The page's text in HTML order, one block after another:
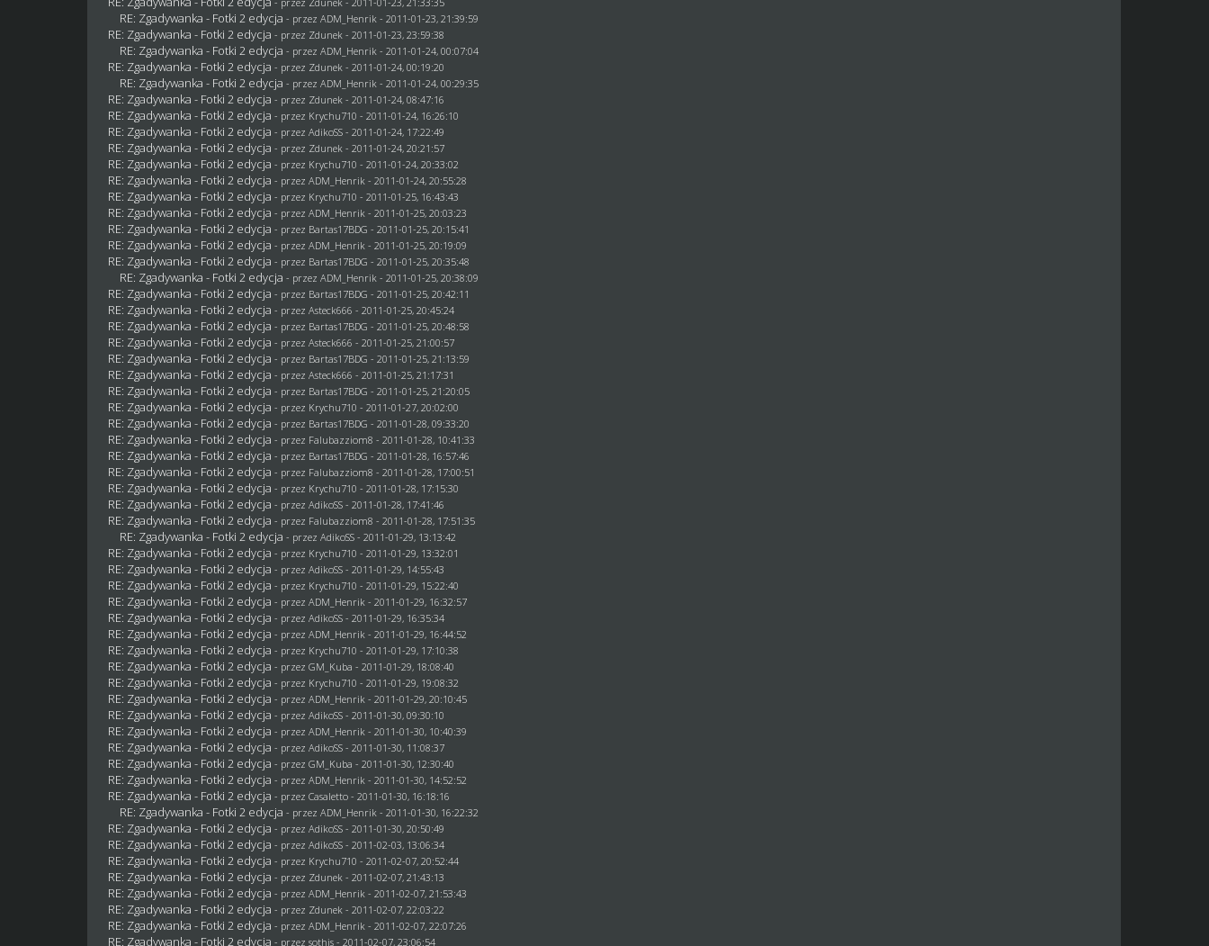
RE: Zgadywanka - Fotki 2 edycja - przezADM_Henrik - 2011-01-23, 21:39:59
RE: Zgadywanka - Fotki 2 edycja - przez Zdunek - 2011-01-23, 23:59:38
RE: Zgadywanka - Fotki 2 edycja - przezADM_Henrik - 2011-01-24, 00:07:04
RE: Zgadywanka - Fotki 2 edycja - przez Zdunek - 2011-01-24, 00:19:20
RE: Zgadywanka - Fotki 2 edycja - przezADM_Henrik - 2011-01-24, 00:29:35
RE: Zgadywanka - Fotki 2 edycja - przez Zdunek - 2011-01-24, 08:47:16
RE: Zgadywanka - Fotki 2 edycja - przez Krychu710 - 2011-01-24, 16:26:10
RE: Zgadywanka - Fotki 2 edycja - przez AdikoSS - 2011-01-24, 17:22:49
RE: Zgadywanka - Fotki 2 edycja - przez Zdunek - 2011-01-24, 20:21:57
RE: Zgadywanka - Fotki 2 edycja - przez Krychu710 - 2011-01-24, 20:33:02
RE: Zgadywanka - Fotki 2 edycja - przezADM_Henrik - 2011-01-24, 20:55:28
RE: Zgadywanka - Fotki 2 edycja - przez Krychu710 - 2011-01-25, 16:43:43
RE: Zgadywanka - Fotki 2 edycja - przezADM_Henrik - 2011-01-25, 20:03:23
RE: Zgadywanka - Fotki 2 edycja - przez Bartas17BDG - 2011-01-25, 20:15:41
RE: Zgadywanka - Fotki 2 edycja - przezADM_Henrik - 2011-01-25, 20:19:09
RE: Zgadywanka - Fotki 2 edycja - przez Bartas17BDG - 2011-01-25, 20:35:48
RE: Zgadywanka - Fotki 2 edycja - przezADM_Henrik - 2011-01-25, 20:38:09
RE: Zgadywanka - Fotki 2 edycja - przez Bartas17BDG - 2011-01-25, 20:42:11
RE: Zgadywanka - Fotki 2 edycja - przez Asteck666 - 2011-01-25, 20:45:24
RE: Zgadywanka - Fotki 2 edycja - przez Bartas17BDG - 2011-01-25, 20:48:58
RE: Zgadywanka - Fotki 2 edycja - przez Asteck666 - 2011-01-25, 21:00:57
RE: Zgadywanka - Fotki 2 edycja - przez Bartas17BDG - 2011-01-25, 21:13:59
RE: Zgadywanka - Fotki 2 edycja - przez Asteck666 - 2011-01-25, 21:17:31
RE: Zgadywanka - Fotki 2 edycja - przez Bartas17BDG - 2011-01-25, 21:20:05
RE: Zgadywanka - Fotki 2 edycja - przez Krychu710 - 2011-01-27, 20:02:00
RE: Zgadywanka - Fotki 2 edycja - przez Bartas17BDG - 2011-01-28, 09:33:20
RE: Zgadywanka - Fotki 2 edycja - przez Falubazziom8 - 2011-01-28, 10:41:33
RE: Zgadywanka - Fotki 2 edycja - przez Bartas17BDG - 2011-01-28, 16:57:46
RE: Zgadywanka - Fotki 2 edycja - przez Falubazziom8 - 2011-01-28, 17:00:51
RE: Zgadywanka - Fotki 2 edycja - przez Krychu710 - 2011-01-28, 17:15:30
RE: Zgadywanka - Fotki 2 edycja - przez AdikoSS - 2011-01-28, 17:41:46
RE: Zgadywanka - Fotki 2 edycja - przez Falubazziom8 - 2011-01-28, 17:51:35
RE: Zgadywanka - Fotki 2 edycja - przez AdikoSS - 2011-01-29, 13:13:42
RE: Zgadywanka - Fotki 2 edycja - przez Krychu710 - 2011-01-29, 13:32:01
RE: Zgadywanka - Fotki 2 edycja - przez AdikoSS - 2011-01-29, 14:55:43
RE: Zgadywanka - Fotki 2 edycja - przez Krychu710 - 2011-01-29, 15:22:40
RE: Zgadywanka - Fotki 2 edycja - przezADM_Henrik - 2011-01-29, 16:32:57
RE: Zgadywanka - Fotki 2 edycja - przez AdikoSS - 2011-01-29, 16:35:34
RE: Zgadywanka - Fotki 2 edycja - przezADM_Henrik - 2011-01-29, 16:44:52
RE: Zgadywanka - Fotki 2 edycja - przez Krychu710 - 2011-01-29, 17:10:38
RE: Zgadywanka - Fotki 2 edycja - przezGM_Kuba - 2011-01-29, 18:08:40
RE: Zgadywanka - Fotki 2 edycja - przez Krychu710 - 2011-01-29, 19:08:32
RE: Zgadywanka - Fotki 2 edycja - przezADM_Henrik - 2011-01-29, 20:10:45
RE: Zgadywanka - Fotki 2 edycja - przez AdikoSS - 2011-01-30, 09:30:10
RE: Zgadywanka - Fotki 2 edycja - przezADM_Henrik - 2011-01-30, 10:40:39
RE: Zgadywanka - Fotki 2 edycja - przez AdikoSS - 2011-01-30, 11:08:37
RE: Zgadywanka - Fotki 2 edycja - przezGM_Kuba - 2011-01-30, 12:30:40
RE: Zgadywanka - Fotki 2 edycja - przezADM_Henrik - 2011-01-30, 14:52:52
RE: Zgadywanka - Fotki 2 edycja - przezCasaletto - 2011-01-30, 16:18:16
RE: Zgadywanka - Fotki 2 edycja - przezADM_Henrik - 2011-01-30, 16:22:32
RE: Zgadywanka - Fotki 2 edycja - przez AdikoSS - 2011-01-30, 20:50:49
RE: Zgadywanka - Fotki 2 edycja - przez AdikoSS - 2011-02-03, 13:06:34
RE: Zgadywanka - Fotki 2 edycja - przez Krychu710 - 2011-02-07, 20:52:44
RE: Zgadywanka - Fotki 2 edycja - przez Zdunek - 2011-02-07, 21:43:13
RE: Zgadywanka - Fotki 2 edycja - przezADM_Henrik - 2011-02-07, 21:53:43
RE: Zgadywanka - Fotki 2 edycja - przez Zdunek - 2011-02-07, 22:03:22
RE: Zgadywanka - Fotki 2 edycja - przezADM_Henrik - 2011-02-07, 22:07:26
RE: Zgadywanka - Fotki 2 edycja - przezsothis - 2011-02-07, 23:06:54